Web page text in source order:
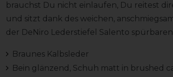
brauchst Du nicht einlaufen, Du reitest
und sitzt dank des weichen,
der DeNiro Lederstiefel Salento
Braunes Kalbsleder
Bein glänzend, Schuh matt in brushed